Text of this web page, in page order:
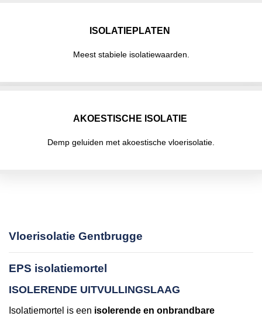
ISOLATIEPLATEN
Meest stabiele isolatiewaarden.
AKOESTISCHE ISOLATIE
Demp geluiden met akoestische vloerisolatie.
Vloerisolatie Gentbrugge
EPS isolatiemortel
ISOLERENDE UITVULLINGSLAAG
Isolatiemortel is een isolerende en onbrandbare